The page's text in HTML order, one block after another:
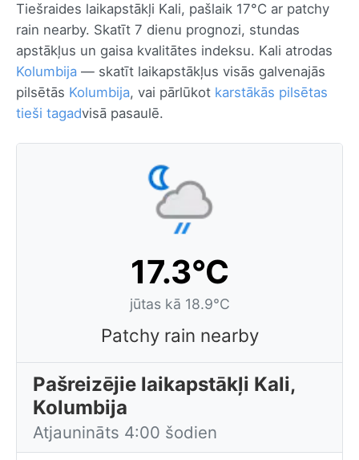
Tiešraides laikapstākļi Kali, pašlaik 17°C ar patchy
rain nearby. Skatīt 7 dienu prognozi, stundas
apstākļus un gaisa kvalitātes indeksu. Kali atrodas
Kolumbija — skatīt laikapstākļus visās galvenajās
pilsētās Kolumbija, vai pārlūkot karstākās pilsētas
tieši tagadvisā pasaulē.
17.3°C
jūtas kā 18.9°C
Patchy rain nearby
Pašreizējie laikapstākļi Kali,
Kolumbija
Atjaunināts 4:00 šodien